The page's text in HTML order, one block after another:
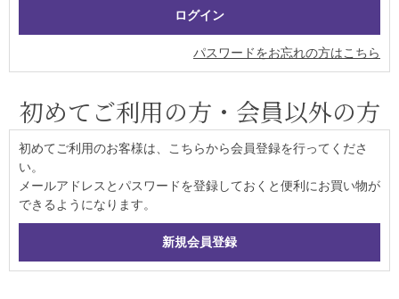
パスワードをお忘れの方はこちら
初めてご利用の方・会員以外の方
初めてご利用のお客様は、こちらから会員登録を行ってくださ
い。
メールアドレスとパスワードを登録しておくと便利にお買い物が
できるようになります。